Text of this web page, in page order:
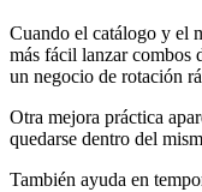
Cuando el catálogo y el
más fácil lanzar combos
un negocio de rotación
Otra mejora práctica
quedarse dentro del
También ayuda en